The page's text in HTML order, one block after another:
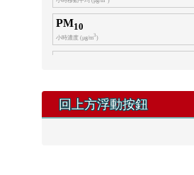
拜會光復國小
回上方浮動按鈕